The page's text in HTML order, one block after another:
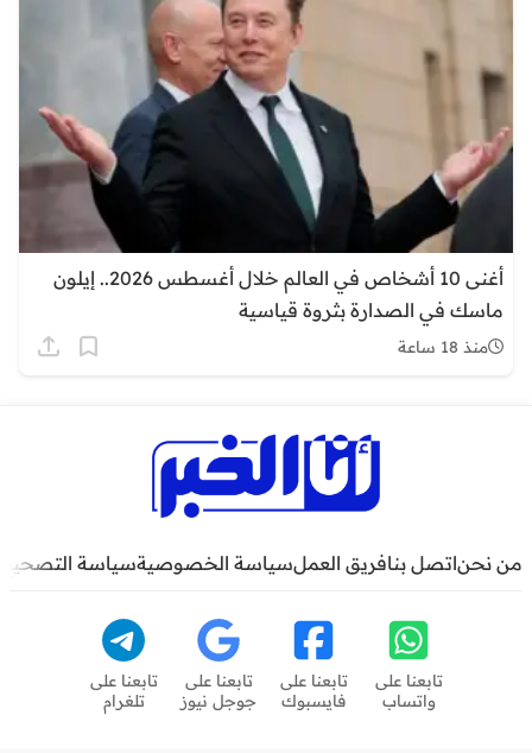
أغنى 10 أشخاص في العالم خلال أغسطس 2026.. إيلون
ماسك في الصدارة بثروة قياسية
منذ 18 ساعة
من نحناتصل بنافريق العملسياسة الخصوصيةسياسة التصحيح
تابعنا على
واتساب
تابعنا على
فايسبوك
تابعنا على
جوجل نيوز
تابعنا على
تلغرام